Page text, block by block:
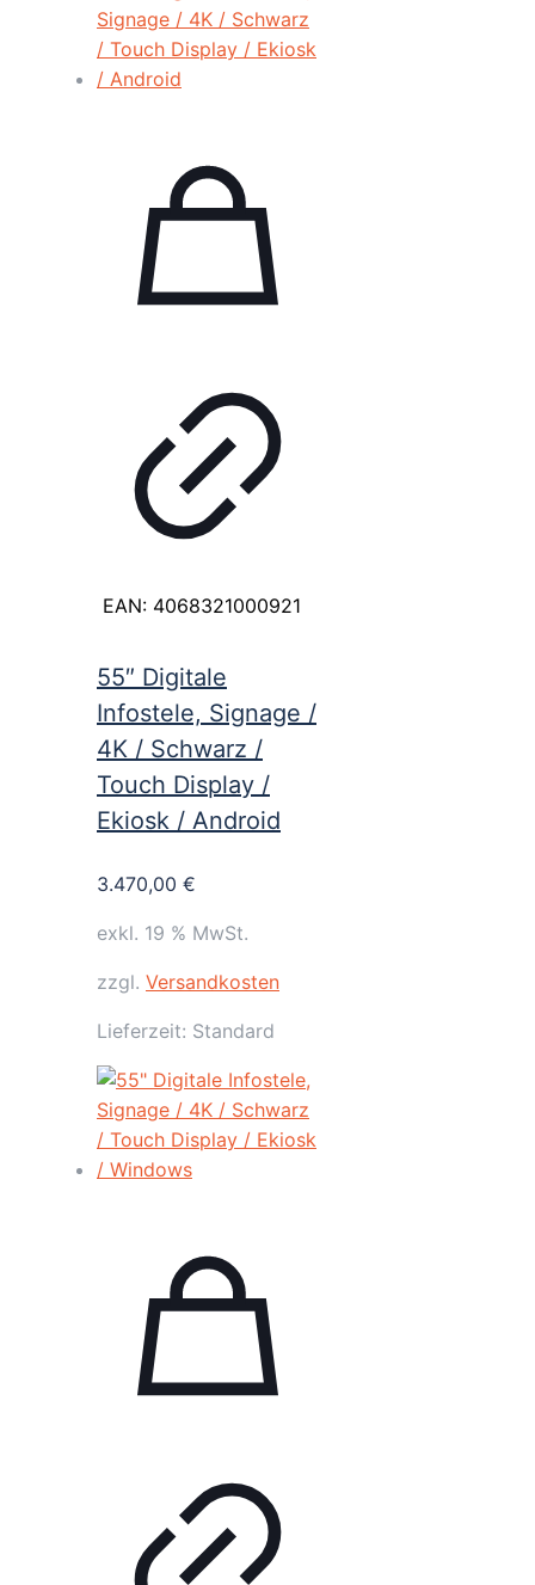
EAN: 4068321000921
55″ Digitale
Infostele, Signage /
4K / Schwarz /
Touch Display /
Ekiosk / Android
3.470,00 €
exkl. 19 % MwSt.
zzgl. Versandkosten
Lieferzeit: Standard